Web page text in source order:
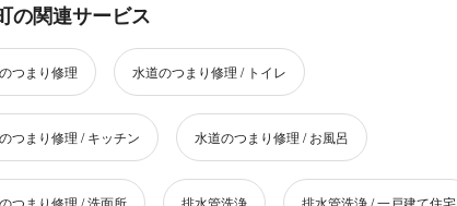
の関連サービス
つまり修理 水道のつまり修理 / トイレ
つまり修理 / キッチン 水道のつまり修理 / お風呂